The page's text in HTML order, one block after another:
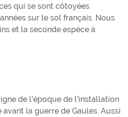
qui se sont côtoyées
sur le sol français. Nous
et la seconde espèce à
de l'époque de l'installation
avant la guerre de Gaules. Aussi